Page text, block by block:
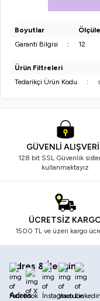
Boyutlar
Garanti Bilgisi
: 12
Ürün Filtreleri
Tedarikçi Ürün Kodu
:
GÜVENLİ
128 bit SSL Güvenlik
kullanmaktayız
ÜCRETSİZ
1500 TL ve üzeri kargo
Adres & İletişim
Adres
Facebook
X İnstagram
Youtube